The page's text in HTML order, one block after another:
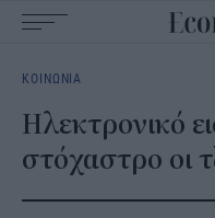
navigation
ΚΟΙΝΩΝΙΑ
Ηλεκτρονικό
στόχαστρο οι